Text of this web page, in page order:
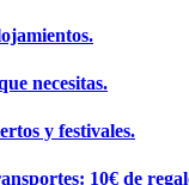
necesitas.
y festivales.
10€ de